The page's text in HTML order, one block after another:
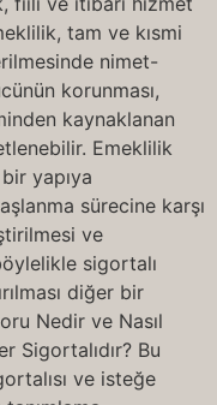
tam ve kısmi
nimet-
korunması,
kaynaklanan
Emeklilik
yapıya
sürecine karşı
ve
sigortalı
diğer bir
Nedir ve Nasıl
Sigortalıdır? Bu
ve isteğe